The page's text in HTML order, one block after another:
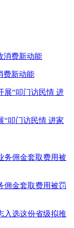
费新动能
“叩门访民情 进家
佣金套取费用被罚